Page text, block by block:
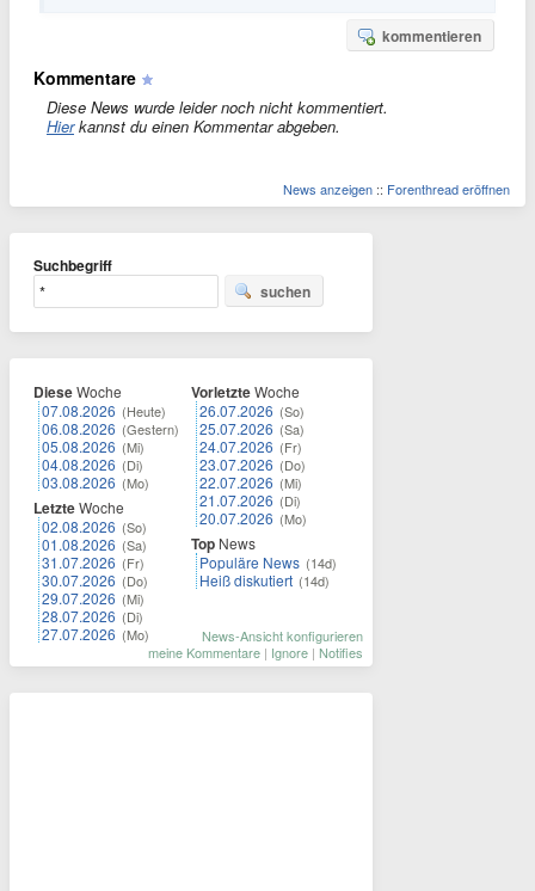
kommentieren
Kommentare
Diese News wurde leider noch nicht kommentiert.
Hierkannst du einen Kommentar abgeben.
News anzeigen :: Forenthread eröffnen
Suchbegriff
suchen
DieseWoche
07.08.2026 (Heute)
06.08.2026 (Gestern)
05.08.2026 (Mi)
04.08.2026 (Di)
03.08.2026 (Mo)
LetzteWoche
02.08.2026 (So)
01.08.2026 (Sa)
31.07.2026 (Fr)
30.07.2026 (Do)
29.07.2026 (Mi)
28.07.2026 (Di)
27.07.2026 (Mo)
VorletzteWoche
26.07.2026 (So)
25.07.2026 (Sa)
24.07.2026 (Fr)
23.07.2026 (Do)
22.07.2026 (Mi)
21.07.2026 (Di)
20.07.2026 (Mo)
Top News
Populäre News (14d)
Heiß diskutiert (14d)
News-Ansicht konfigurieren
meine Kommentare | Ignore | Notifies